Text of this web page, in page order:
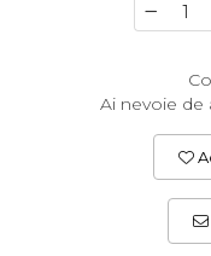
Ai nevoie de